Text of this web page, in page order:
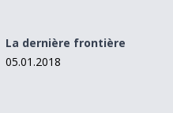
La dernière frontière
05.01.2018